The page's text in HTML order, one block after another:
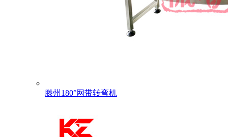
滕州180°网带转弯机